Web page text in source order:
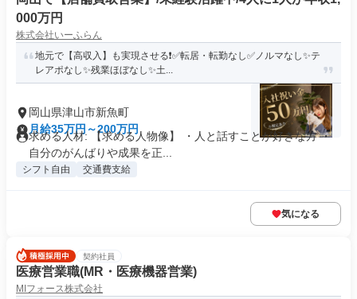
000万円
株式会社いーふらん
地元で【高収入】も実現させる❗✅転居・転勤なし✅ノルマなし✨テ
レアポなし✨残業ほぼなし✨土...
岡山県津山市新魚町
月給35万円～200万円
求める人材: 【求める人物像】 ・人と話すことが好きな方 ・
自分のがんばりや成果を正...
シフト自由 交通費支給
気になる
契約社員
医療営業職(MR・医療機器営業)
MIフォース株式会社